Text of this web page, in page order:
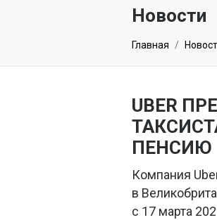
ПОДПИСКА
Новости
Главная
UBER
ПЕНСИЮ
Компания
в
с 17 марта